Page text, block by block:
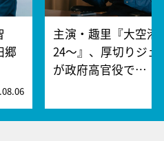
郷
主演・趣里『大空港
24～』、厚切りジェ
が政府高官役で…